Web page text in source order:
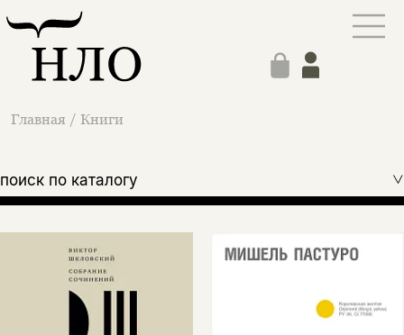
Главная / Книги
поиск по каталогу